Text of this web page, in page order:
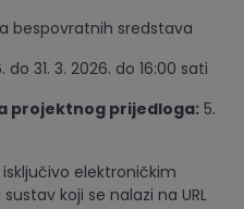
bespovratnih sredstava
31. 3. 2026. do 16:00 sati
projektnog prijedloga:5.
elektroničkim
koji se nalazi na URL